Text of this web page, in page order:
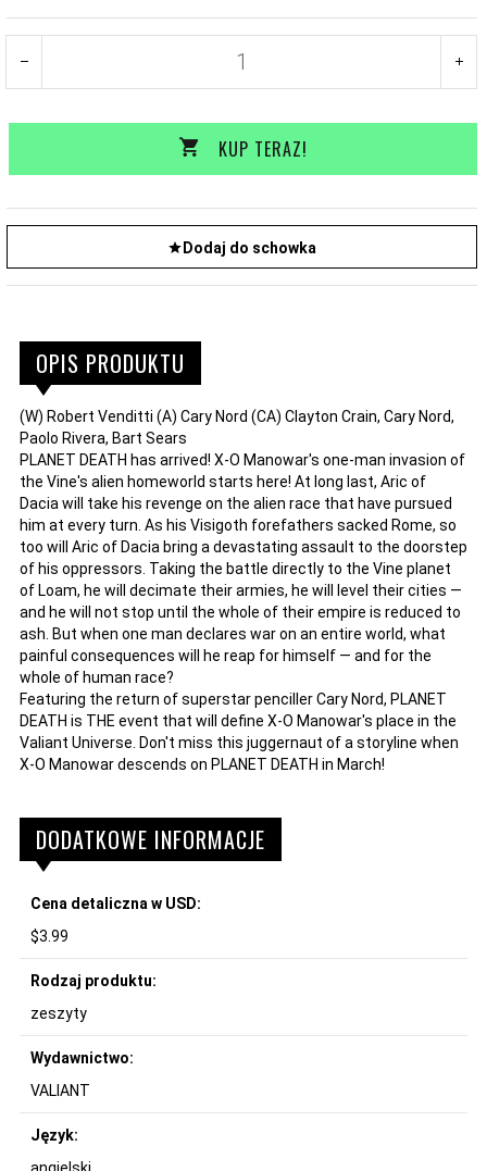
KUP TERAZ!
Dodaj do schowka
OPIS PRODUKTU
(W) Robert Venditti (A) Cary Nord (CA) Clayton Crain, Cary Nord,
Paolo Rivera, Bart Sears
PLANET DEATH has arrived! X-O Manowar's one-man invasion of
the Vine's alien homeworld starts here! At long last, Aric of
Dacia will take his revenge on the alien race that have pursued
him at every turn. As his Visigoth forefathers sacked Rome, so
too will Aric of Dacia bring a devastating assault to the doorstep
of his oppressors. Taking the battle directly to the Vine planet
of Loam, he will decimate their armies, he will level their cities —
and he will not stop until the whole of their empire is reduced to
ash. But when one man declares war on an entire world, what
painful consequences will he reap for himself — and for the
whole of human race?
Featuring the return of superstar penciller Cary Nord, PLANET
DEATH is THE event that will define X-O Manowar's place in the
Valiant Universe. Don't miss this juggernaut of a storyline when
X-O Manowar descends on PLANET DEATH in March!
DODATKOWE INFORMACJE
Cena detaliczna w USD:
$3.99
Rodzaj produktu:
zeszyty
Wydawnictwo:
VALIANT
Język:
angielski